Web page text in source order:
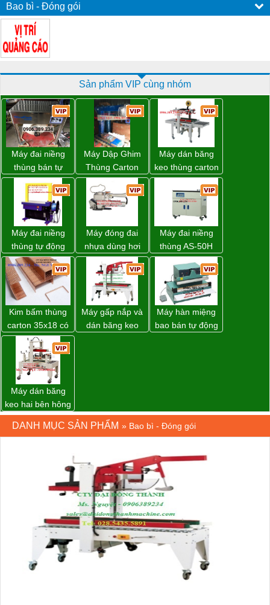
Bao bì - Đóng gói
Sản phẩm VIP cùng nhóm
Máy đai niềng
thùng bán tự
động D53XS2
của hãng
Strapack Nhật
Máy Dập Ghim
Thùng Carton
Wp-1200 Chính
Hãng Đài Loan
Máy dán băng
keo thùng carton
WP-5050RL
chính hãng
Máy đai niềng
thùng tự động
DBA-200 giá tốt
Máy đóng đai
nhựa dùng hơi
khí nén WP-20
Máy đai niềng
thùng AS-50H
Wellpack
Kim bấm thùng
carton 35x18 có
sẵn giá rẻ toàn
quốc
Máy gấp nắp và
dán băng keo
Máy hàn miệng
bao bán tự động
Máy dán băng
keo hai bên hông
thùng carton
WP-5050SA giá
DANH MỤC SẢN PHẨM » Bao bì - Đóng gói